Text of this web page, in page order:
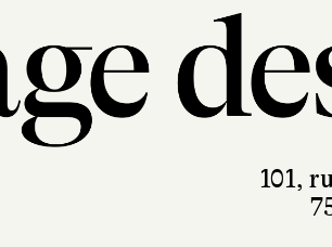
à la rencontre ou à la
le monde entier à force